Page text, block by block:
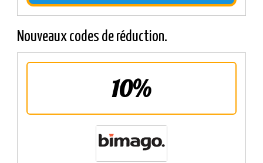
Nouveaux codes de réduction.
10%